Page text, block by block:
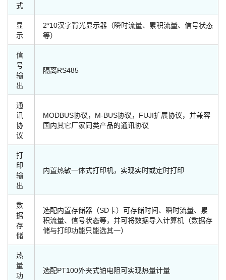
式
显
示
2*10汉字背光显示器（瞬时流量、累积流量、信号状态
等）
信
号
输
出
隔离RS485
通
讯
协
议
MODBUS协议，M-BUS协议，FUJI扩展协议，并兼容
国内其它厂家同类产品的通讯协议
打
印
输
出
内置热敏一体式打印机，实现实时或定时打印
数
据
存
储
选配内置存储器（SD卡）可存储时间、瞬时流量、累
积流量、信号状态等，并可将数据导入计算机（数据存
储与打印功能只能选其一）
热
量
功
选配PT100外夹式铂电阻可实现热量计量